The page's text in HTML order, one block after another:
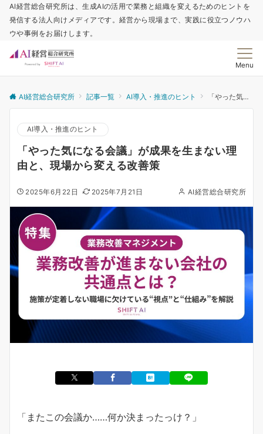
AI経営総合研究所は、生成AIの活用で業務と組織を変えるためのヒントを
発信する法人向けメディアです。経営から現場まで、実践に役立つノウハ
ウや事例をお届けします。
Menu
AI経営総合研究所 記事一覧 AI導入・推進のヒント 「やった気になる会議」が成果を生まない理由と、現場から変える改善策
AI導入・推進のヒント
「やった気になる会議」が成果を生まない理
由と、現場から変える改善策
2025年6月22日 2025年7月21日 AI経営総合研究所
「またこの会議か……何か決まったっけ？」